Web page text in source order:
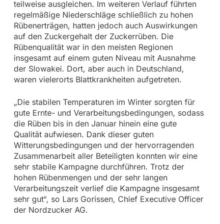
teilweise ausgleichen. Im weiteren Verlauf führten
regelmäßige Niederschläge schließlich zu hohen
Rübenerträgen, hatten jedoch auch Auswirkungen
auf den Zuckergehalt der Zuckerrüben. Die
Rübenqualität war in den meisten Regionen
insgesamt auf einem guten Niveau mit Ausnahme
der Slowakei. Dort, aber auch in Deutschland,
waren vielerorts Blattkrankheiten aufgetreten.
„Die stabilen Temperaturen im Winter sorgten für
gute Ernte- und Verarbeitungsbedingungen, sodass
die Rüben bis in den Januar hinein eine gute
Qualität aufwiesen. Dank dieser guten
Witterungsbedingungen und der hervorragenden
Zusammenarbeit aller Beteiligten konnten wir eine
sehr stabile Kampagne durchführen. Trotz der
hohen Rübenmengen und der sehr langen
Verarbeitungszeit verlief die Kampagne insgesamt
sehr gut“, so Lars Gorissen, Chief Executive Officer
der Nordzucker AG.